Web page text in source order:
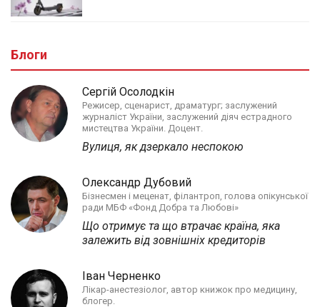
Блоги
Сергій Осолодкін
Режисер, сценарист, драматург; заслужений
журналіст України, заслужений діяч естрадного
мистецтва України. Доцент.
Вулиця, як дзеркало неспокою
Олександр Дубовий
Бізнесмен і меценат, філантроп, голова опікунської
ради МБФ «Фонд Добра та Любові»
Що отримує та що втрачає країна, яка
залежить від зовнішніх кредиторів
Іван Черненко
Лікар-анестезіолог, автор книжок про медицину,
блогер.